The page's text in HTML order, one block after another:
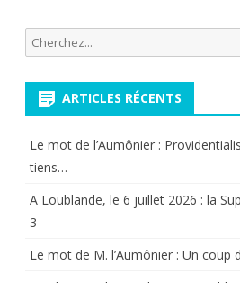
Recherche
pour:
ARTICLES RÉCENTS
Le mot de l’Aumônier :
tiens…
A Loublande, le 6 juillet 2026 : la
3
Le mot de M. l’Aumônier : Un coup